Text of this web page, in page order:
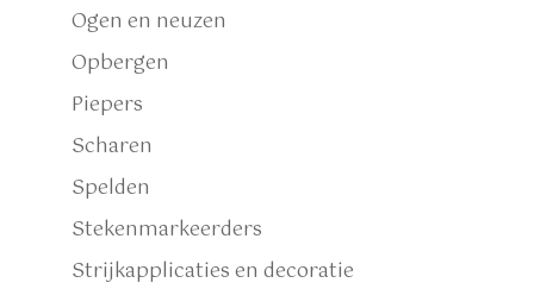
Ogen en neuzen
Opbergen
Piepers
Scharen
Spelden
Stekenmarkeerders
Strijkapplicaties en decoratie